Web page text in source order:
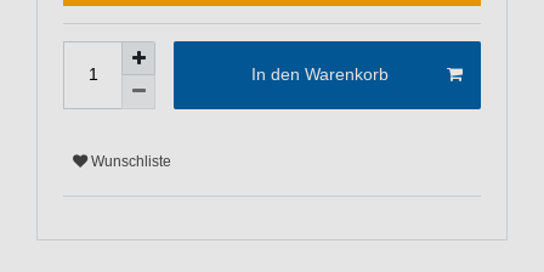
In den Warenkorb
Wunschliste